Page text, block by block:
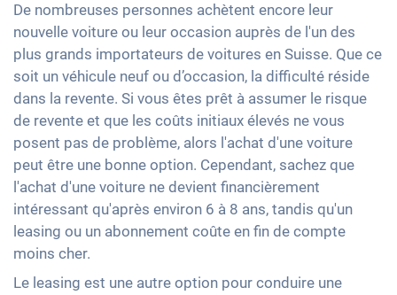
De nombreuses personnes achètent encore leur
nouvelle voiture ou leur occasion auprès de l'un des
plus grands importateurs de voitures en Suisse. Que ce
soit un véhicule neuf ou d’occasion, la difficulté réside
dans la revente. Si vous êtes prêt à assumer le risque
de revente et que les coûts initiaux élevés ne vous
posent pas de problème, alors l'achat d'une voiture
peut être une bonne option. Cependant, sachez que
l'achat d'une voiture ne devient financièrement
intéressant qu'après environ 6 à 8 ans, tandis qu'un
leasing ou un abonnement coûte en fin de compte
moins cher.
Le leasing est une autre option pour conduire une